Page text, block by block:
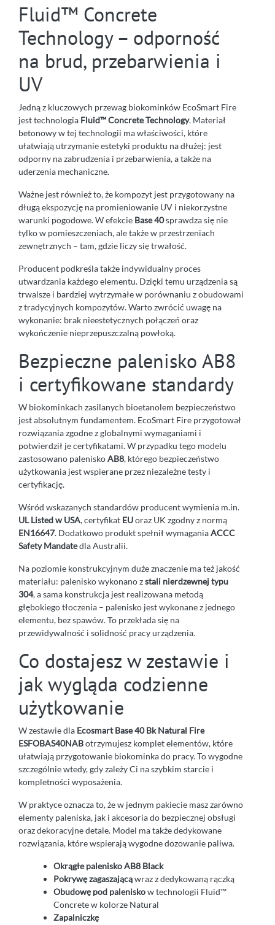
Fluid™ Concrete
Technology – odporność
na brud, przebarwienia i
UV
Jedną z kluczowych przewag biokominków EcoSmart Fire
jest technologia Fluid™ Concrete Technology. Materiał
betonowy w tej technologii ma właściwości, które
ułatwiają utrzymanie estetyki produktu na dłużej: jest
odporny na zabrudzenia i przebarwienia, a także na
uderzenia mechaniczne.
Ważne jest również to, że kompozyt jest przygotowany na
długą ekspozycję na promieniowanie UV i niekorzystne
warunki pogodowe. W efekcie Base 40sprawdza się nie
tylko w pomieszczeniach, ale także w przestrzeniach
zewnętrznych – tam, gdzie liczy się trwałość.
Producent podkreśla także indywidualny proces
utwardzania każdego elementu. Dzięki temu urządzenia są
trwalsze i bardziej wytrzymałe w porównaniu z obudowami
z tradycyjnych kompozytów. Warto zwrócić uwagę na
wykonanie: brak nieestetycznych połączeń oraz
wykończenie nieprzepuszczalną powłoką.
Bezpieczne palenisko AB8
i certyfikowane standardy
W biokominkach zasilanych bioetanolem bezpieczeństwo
jest absolutnym fundamentem. EcoSmart Fire przygotował
rozwiązania zgodne z globalnymi wymaganiami i
potwierdził je certyfikatami. W przypadku tego modelu
zastosowano paleniskoAB8, którego bezpieczeństwo
użytkowania jest wspierane przez niezależne testy i
certyfikację.
Wśród wskazanych standardów producent wymienia m.in.
UL Listed w USA, certyfikat EUoraz UK zgodny z normą
EN16647. Dodatkowo produkt spełnił wymaganiaACCC
Safety Mandatedla Australii.
Na poziomie konstrukcyjnym duże znaczenie ma też jakość
materiału: palenisko wykonano zstali nierdzewnej typu
304, a sama konstrukcja jest realizowana metodą
głębokiego tłoczenia – palenisko jest wykonane z jednego
elementu, bez spawów. To przekłada się na
przewidywalność i solidność pracy urządzenia.
Co dostajesz w zestawie i
jak wygląda codzienne
użytkowanie
W zestawie dla Ecosmart Base 40 Bk Natural Fire
ESFOBAS40NABotrzymujesz komplet elementów, które
ułatwiają przygotowanie biokominka do pracy. To wygodne
szczególnie wtedy, gdy zależy Ci na szybkim starcie i
kompletności wyposażenia.
W praktyce oznacza to, że w jednym pakiecie masz zarówno
elementy paleniska, jak i akcesoria do bezpiecznej obsługi
oraz dekoracyjne detale. Model ma także dedykowane
rozwiązania, które wspierają wygodne dozowanie paliwa.
Okrągłe palenisko AB8 Black
Pokrywę zagaszającąwraz z dedykowaną rączką
Obudowę pod paleniskow technologii Fluid™
Concrete w kolorze Natural
Zapalniczkę